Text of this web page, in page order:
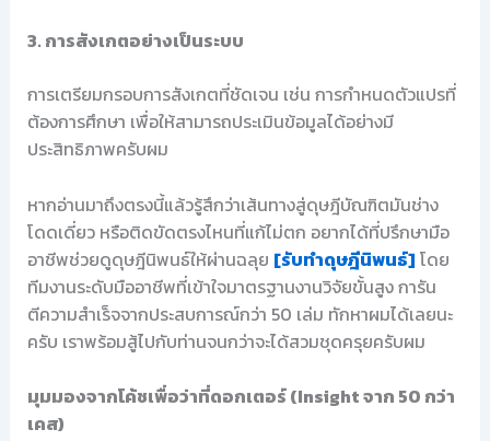
3. การสังเกตอย่างเป็นระบบ
การเตรียมกรอบการสังเกตที่ชัดเจน เช่น การกำหนดตัวแปรที่
ต้องการศึกษา เพื่อให้สามารถประเมินข้อมูลได้อย่างมี
ประสิทธิภาพครับผม
หากอ่านมาถึงตรงนี้แล้วรู้สึกว่าเส้นทางสู่ดุษฎีบัณฑิตมันช่าง
โดดเดี่ยว หรือติดขัดตรงไหนที่แก้ไม่ตก อยากได้ที่ปรึกษามือ
อาชีพช่วยดูดุษฎีนิพนธ์ให้ผ่านฉลุย [รับทำดุษฎีนิพนธ์] โดย
ทีมงานระดับมืออาชีพที่เข้าใจมาตรฐานงานวิจัยขั้นสูง การัน
ตีความสำเร็จจากประสบการณ์กว่า 50 เล่ม ทักหาผมได้เลยนะ
ครับ เราพร้อมสู้ไปกับท่านจนกว่าจะได้สวมชุดครุยครับผม
มุมมองจากโค้ชเพื่อว่าที่ดอกเตอร์ (Insight จาก 50 กว่า
เคส)